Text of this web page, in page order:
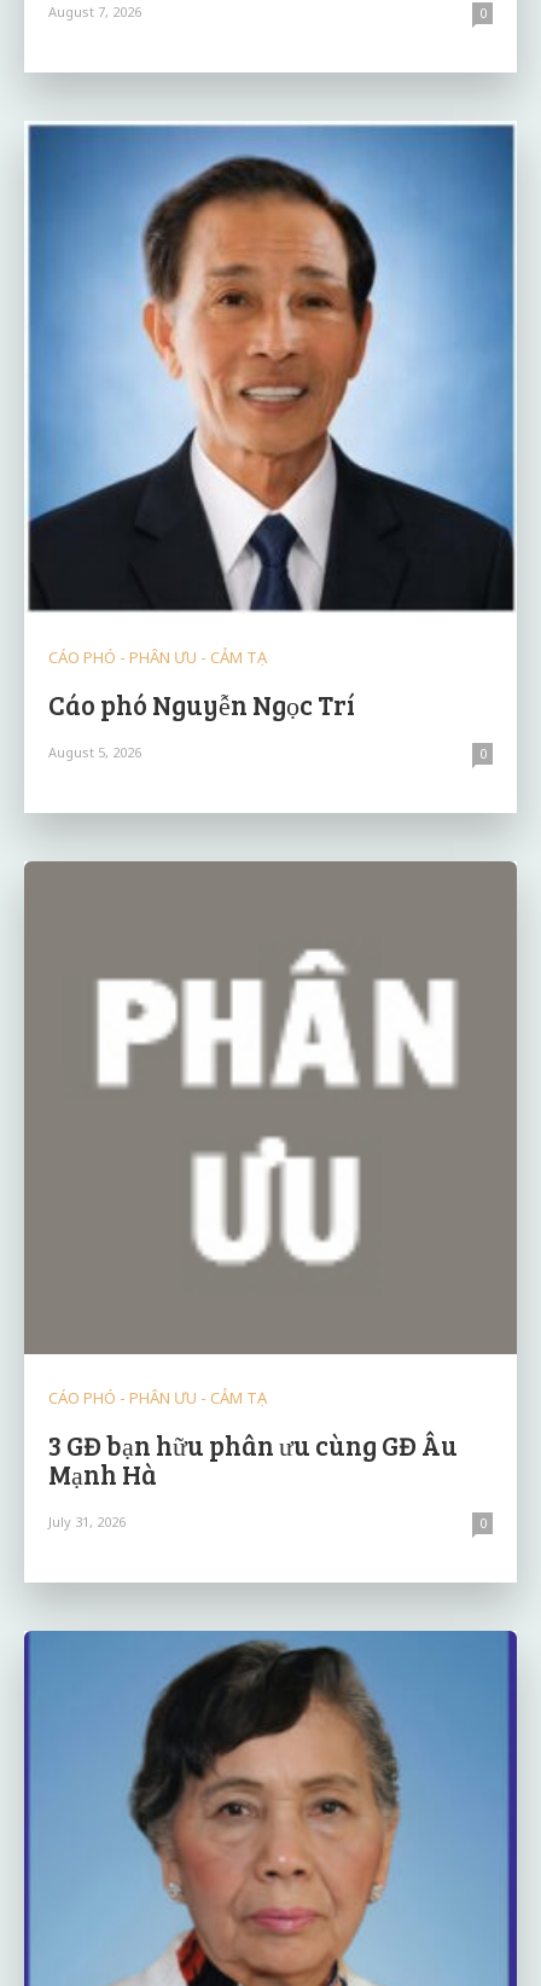
August 7, 2026 0
CÁO PHÓ - PHÂN ƯU - CẢM TẠ
Cáo phó Nguyễn Ngọc Trí
August 5, 2026 0
CÁO PHÓ - PHÂN ƯU - CẢM TẠ
3 GĐ bạn hữu phân ưu cùng GĐ Âu
Mạnh Hà
July 31, 2026 0